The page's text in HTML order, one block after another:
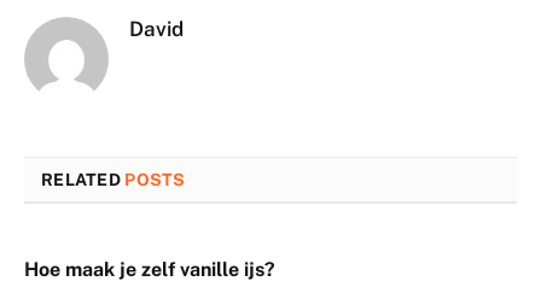
David
RELATED POSTS
Hoe maak je zelf vanille ijs?